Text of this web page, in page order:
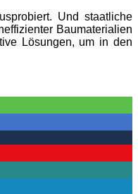
Und staatliche
Baumaterialien
Lösungen, um in den